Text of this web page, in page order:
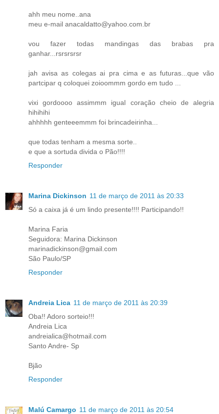
ahh meu nome..ana
meu e-mail anacaldatto@yahoo.com.br
vou fazer todas mandingas das brabas pra
ganhar...rsrsrsrsr
jah avisa as colegas ai pra cima e as futuras...que vão
partcipar q coloquei zoioommm gordo em tudo ...
vixi gordoooo assimmm igual coração cheio de alegria
hihihihi
ahhhhh genteeemmm foi brincadeirinha...
que todas tenham a mesma sorte..
e que a sortuda divida o Pão!!!!
Responder
Marina Dickinson 11 de março de 2011 às 20:33
Só a caixa já é um lindo presente!!!! Participando!!
Marina Faria
Seguidora: Marina Dickinson
marinadickinson@gmail.com
São Paulo/SP
Responder
Andreia Lica 11 de março de 2011 às 20:39
Oba!! Adoro sorteio!!!
Andreia Lica
andreialica@hotmail.com
Santo Andre- Sp
Bjão
Responder
Malú Camargo 11 de março de 2011 às 20:54